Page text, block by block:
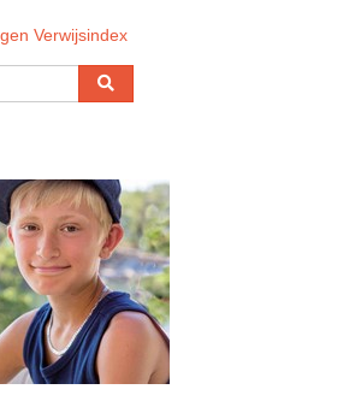
Verwijsindex